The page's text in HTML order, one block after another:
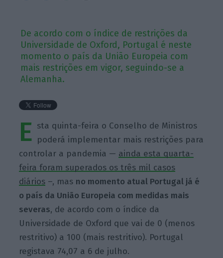
De acordo com o índice de restrições da
Universidade de Oxford, Portugal é neste
momento o país da União Europeia com
mais restrições em vigor, seguindo-se a
Alemanha.
E sta quinta-feira o Conselho de Ministros
poderá implementar mais restrições para
controlar a pandemia — ainda esta quarta-
feira foram superados os três mil casos
diários –, mas no momento atual Portugal já é
o país da União Europeia com medidas mais
severas, de acordo com o índice da
Universidade de Oxford que vai de 0 (menos
restritivo) a 100 (mais restritivo). Portugal
registava 74,07 a 6 de julho.